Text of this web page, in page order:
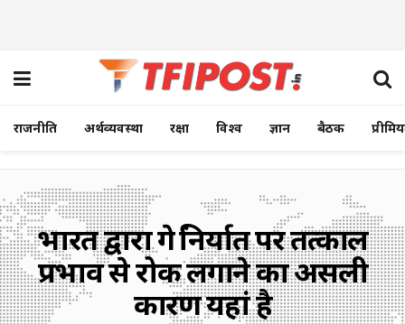
राजनीति अर्थव्यवस्था रक्षा विश्व ज्ञान बैठक
भारत द्वारा गेहूं निर्यात पर तत्काल
प्रभाव से रोक लगाने का असली
कारण यहां है